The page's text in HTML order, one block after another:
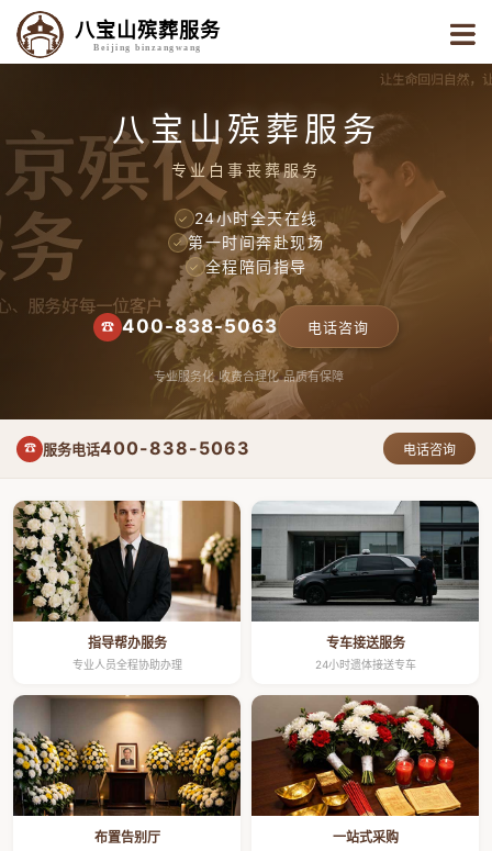
八宝山殡葬服务
Beijing binzangwang
八宝山殡葬服务
专业白事丧葬服务
✓ 24小时全天在线
✓ 第一时间奔赴现场
✓ 全程陪同指导
☎ 400-838-5063 电话咨询
专业服务化 收费合理化 品质有保障
☎ 服务电话400-838-5063 电话咨询
指导帮办服务
专业人员全程协助办理
专车接送服务
24小时遗体接送专车
布置告别厅 一站式采购